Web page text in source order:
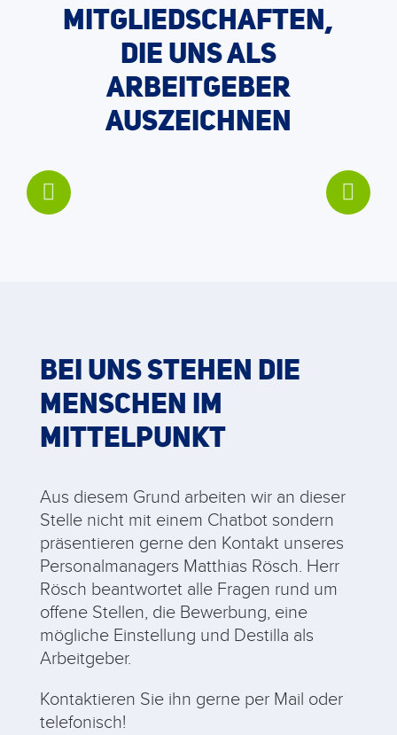
MITGLIEDSCHAFTEN,
DIE UNS ALS
ARBEITGEBER
AUSZEICHNEN
BEI UNS STEHEN DIE
MENSCHEN IM
MITTELPUNKT
Aus diesem Grund arbeiten wir an dieser
Stelle nicht mit einem Chatbot sondern
präsentieren gerne den Kontakt unseres
Personalmanagers Matthias Rösch. Herr
Rösch beantwortet alle Fragen rund um
offene Stellen, die Bewerbung, eine
mögliche Einstellung und Destilla als
Arbeitgeber.
Kontaktieren Sie ihn gerne per Mail oder
telefonisch!